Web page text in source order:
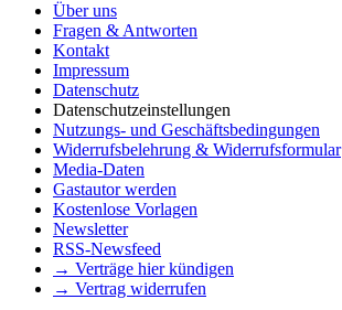
Über uns
Fragen & Antworten
Kontakt
Impressum
Datenschutz
Datenschutzeinstellungen
Nutzungs- und Geschäftsbedingungen
Widerrufsbelehrung & Widerrufsformular
Media-Daten
Gastautor werden
Kostenlose Vorlagen
Newsletter
RSS-Newsfeed
→ Verträge hier kündigen
→ Vertrag widerrufen